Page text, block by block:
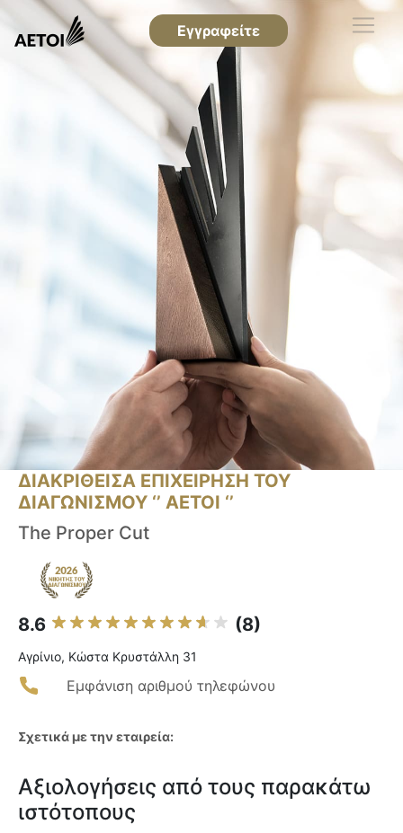
Εγγραφείτε
ΔΙΑΚΡΙΘΕΙΣΑ ΕΠΙΧΕΙΡΗΣΗ ΤΟΥ
ΔΙΑΓΩΝΙΣΜΟΥ ‘’ ΑΕΤΟΙ ‘’
The Proper Cut
8.6 (8)
Αγρίνιο, Κώστα Κρυστάλλη 31
Εμφάνιση αριθμού τηλεφώνου
Σχετικά με την εταιρεία:
Αξιολογήσεις από τους παρακάτω
ιστότοπους